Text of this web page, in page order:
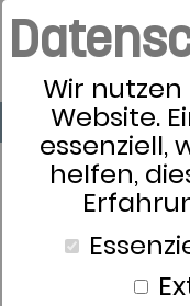
">
Wir
Website.
essenziell,
helfen,